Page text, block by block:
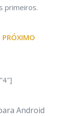
primeiros.
PRÓXIMO
Android